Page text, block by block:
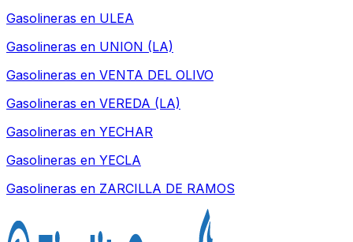
Gasolineras en ULEA
Gasolineras en UNION (LA)
Gasolineras en VENTA DEL OLIVO
Gasolineras en VEREDA (LA)
Gasolineras en YECHAR
Gasolineras en YECLA
Gasolineras en ZARCILLA DE RAMOS